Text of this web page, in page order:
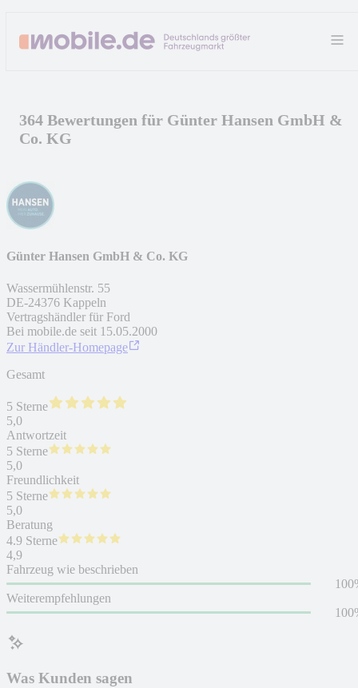
364 Bewertungen für Günter Hansen GmbH &
Co. KG
Was Kunden sagen
Günter Hansen GmbH & Co. KG
Wassermühlenstr. 55
DE-24376 Kappeln
Vertragshändler für Ford
Bei mobile.de seit 15.05.2000
Zur Händler-Homepage
Gesamt
5 Sterne
5,0
Antwortzeit
5 Sterne
5,0
Freundlichkeit
5 Sterne
5,0
Beratung
4.9 Sterne
4,9
Fahrzeug wie beschrieben
Weiterempfehlungen